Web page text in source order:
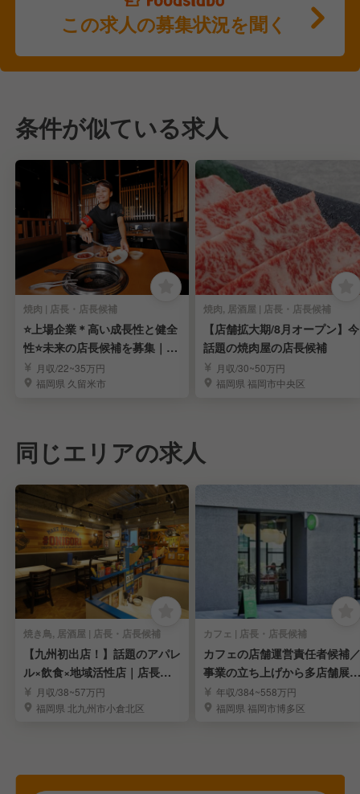
この求人の募集状況を聞く
条件が似ている求人
焼肉 | 店長・店長候補
⭐️上場企業＊高い成長性と健全
性⭐️未来の店長候補を募集｜７
連休制度あり！
月収/22~35万円
福岡県 久留米市
焼肉, 居酒屋 | 店長・店長候補
【店舗拡大期/8月オープン】今
話題の焼肉屋の店長候補
月収/30~50万円
福岡県 福岡市中央区
同じエリアの求人
焼き鳥, 居酒屋 | 店長・店長候補
【九州初出店！】話題のアパレ
ル×飲食×地域活性店｜店長・
店長候補求む
月収/38~57万円
福岡県 北九州市小倉北区
カフェ | 店長・店長候補
カフェの店舗運営責任者候補／
事業の立ち上げから多店舗展開
まで担う
年収/384~558万円
福岡県 福岡市博多区